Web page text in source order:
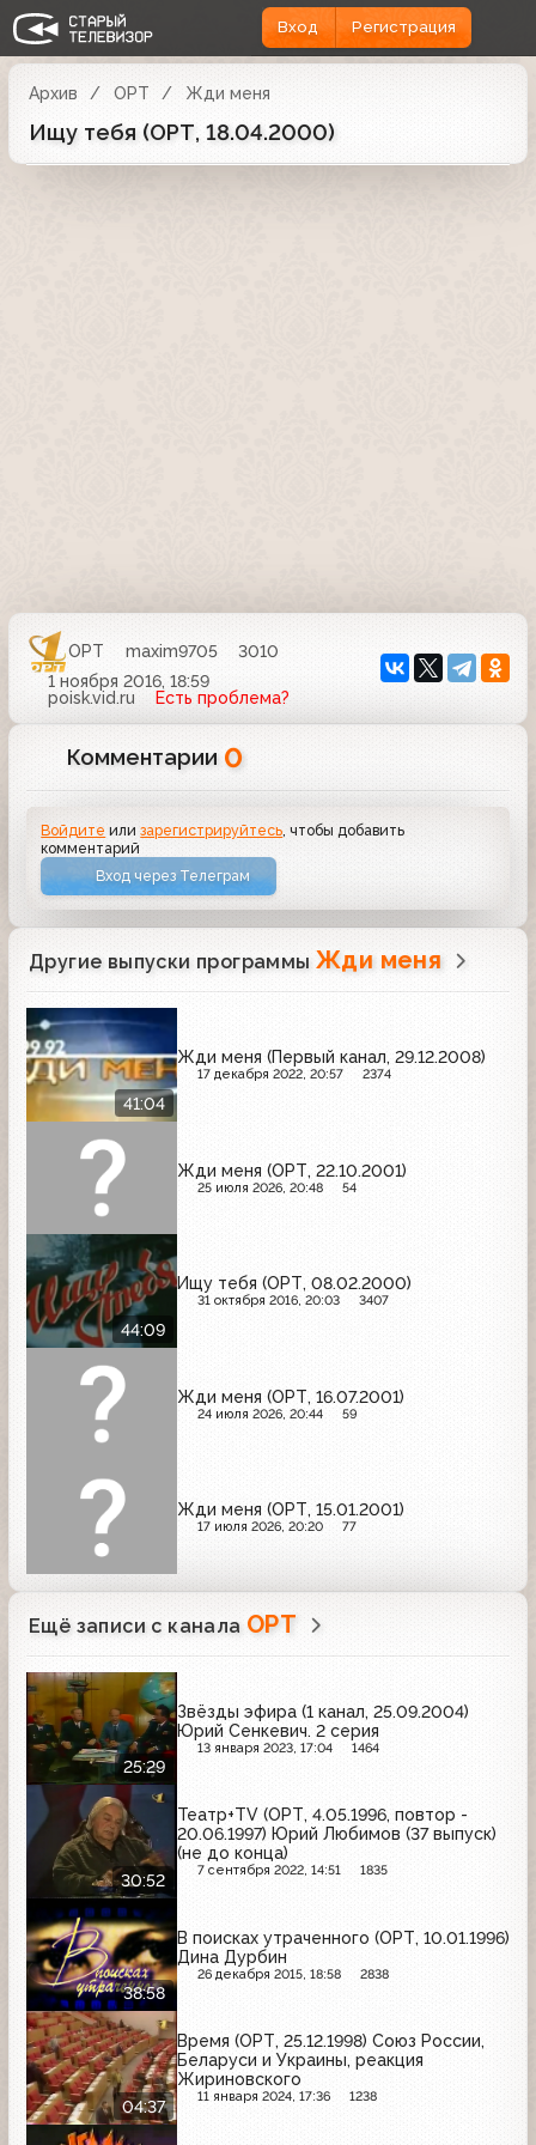
Вход Регистрация
Архив ОРТ Жди меня
Ищу тебя (ОРТ, 18.04.2000)
ОРТ maxim9705
3010
1 ноября 2016, 18:59
poisk.vid.ru
Есть проблема?
Комментарии 0
Войдите илизарегистрируйтесь , чтобы добавить
комментарий
Вход через Телеграм
Другие выпуски программы Жди меня
41:04
Жди меня (Первый канал, 29.12.2008)
17 декабря 2022, 20:57 2374
Жди меня (ОРТ, 22.10.2001)
25 июля 2026, 20:48 54
44:09
Ищу тебя (ОРТ, 08.02.2000)
31 октября 2016, 20:03 3407
Жди меня (ОРТ, 16.07.2001)
24 июля 2026, 20:44 59
Жди меня (ОРТ, 15.01.2001)
17 июля 2026, 20:20 77
Ещё записи с канала ОРТ
25:29
Звёзды эфира (1 канал, 25.09.2004)
Юрий Сенкевич. 2 серия
13 января 2023, 17:04 1464
30:52
Театр+TV (ОРТ, 4.05.1996, повтор -
20.06.1997) Юрий Любимов (37 выпуск)
(не до конца)
7 сентября 2022, 14:51 1835
38:58
В поисках утраченного (ОРТ, 10.01.1996)
Дина Дурбин
26 декабря 2015, 18:58 2838
04:37
Время (ОРТ, 25.12.1998) Союз России,
Беларуси и Украины, реакция
Жириновского
11 января 2024, 17:36 1238